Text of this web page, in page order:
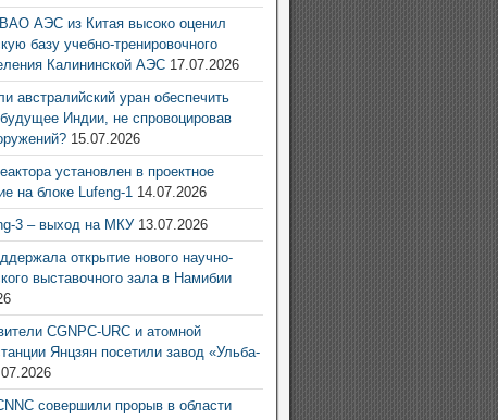
АЭС из Китая высоко оценил
базу учебно-тренировочного
Калининской АЭС 17.07.2026
австралийский уран обеспечить
Индии, не спровоцировав
15.07.2026
установлен в проектное
на блоке Lufeng-1 14.07.2026
3 – выход на МКУ 13.07.2026
открытие нового научно-
выставочного зала в Намибии
CGNPC-URC и атомной
Янцзян посетили завод «Ульба-
совершили прорыв в области